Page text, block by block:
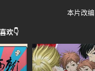
本片改编自
欢👇